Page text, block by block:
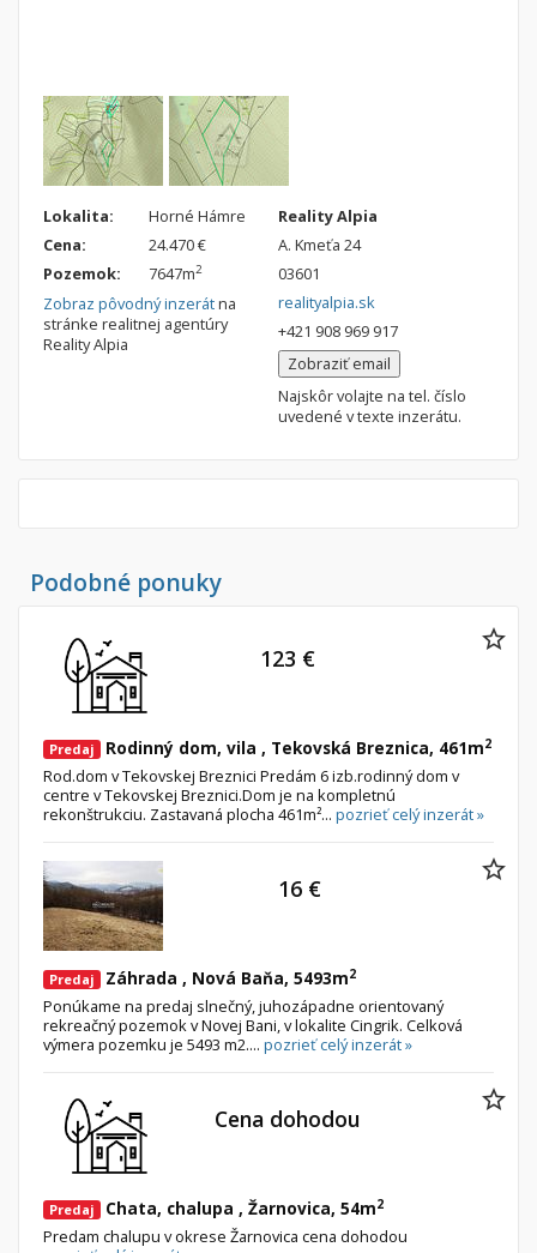
Záhrada
Iný poľnohospodársky pozemok
Nebytové priestory
Skladové, výrobné
Rekreačné, reštauračné
Filtre
Novostavba
Hľadaj
Lokalita:
Horné Hámre
Cena:
24.470 €
Pozemok:
7647m2
Zobraz pôvodný inzerátna
stránke realitnej agentúry
Reality Alpia
Reality Alpia
A. Kmeťa 24
03601
realityalpia.sk
+421 908 969 917
Zobraziť email
Najskôr volajte na tel. číslo
uvedené v texte inzerátu.
Podobné ponuky
Predaj Rodinný dom, vila , Tekovská Breznica, 461m2
Rod.dom v Tekovskej Breznici Predám 6 izb.rodinný dom v
centre v Tekovskej Breznici.Dom je na kompletnú
rekonštrukciu. Zastavaná plocha 461m²... pozrieť celý inzerát »
123 €
Predaj Záhrada , Nová Baňa, 5493m2
Ponúkame na predaj slnečný, juhozápadne orientovaný
rekreačný pozemok v Novej Bani, v lokalite Cingrik. Celková
výmera pozemku je 5493 m2.... pozrieť celý inzerát »
16 €
Predaj Chata, chalupa , Žarnovica, 54m2
Predam chalupu v okrese Žarnovica cena dohodou
Cena dohodou